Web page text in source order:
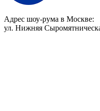
Адрес шоу-рума в Москве:
ул. Нижняя